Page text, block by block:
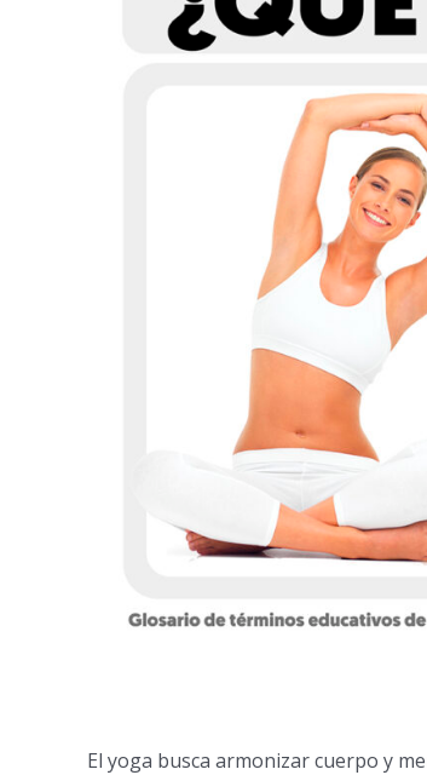
El yoga busca armonizar cuerpo y